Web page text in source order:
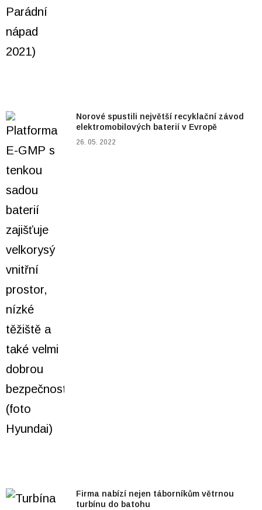
Norové spustili největší recyklační závod
elektromobilových baterií v Evropě
26. 05. 2022
Firma nabízí nejen táborníkům větrnou
turbínu do batohu